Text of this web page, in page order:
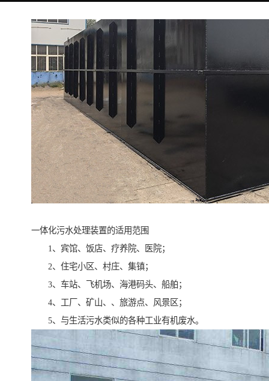
一体化污水处理装置的适用范围
1、宾馆、饭店、疗养院、医院；
2、住宅小区、村庄、集镇；
3、车站、飞机场、海港码头、船舶；
4、工厂、矿山、、旅游点、风景区；
5、与生活污水类似的各种工业有机废水。